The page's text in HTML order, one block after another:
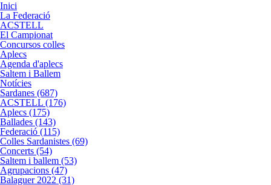
Inici
La Federació
ACSTELL
El Campionat
Concursos colles
Aplecs
Agenda d'aplecs
Saltem i Ballem
Notícies
Sardanes (687)
ACSTELL (176)
Aplecs (175)
Ballades (143)
Federació (115)
Colles Sardanistes (69)
Concerts (54)
Saltem i ballem (53)
Agrupacions (47)
Balaguer 2022 (31)